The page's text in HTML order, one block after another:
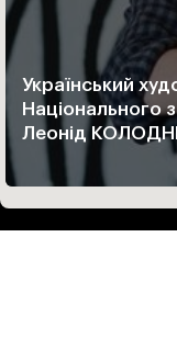
Український
Національного
Леонід